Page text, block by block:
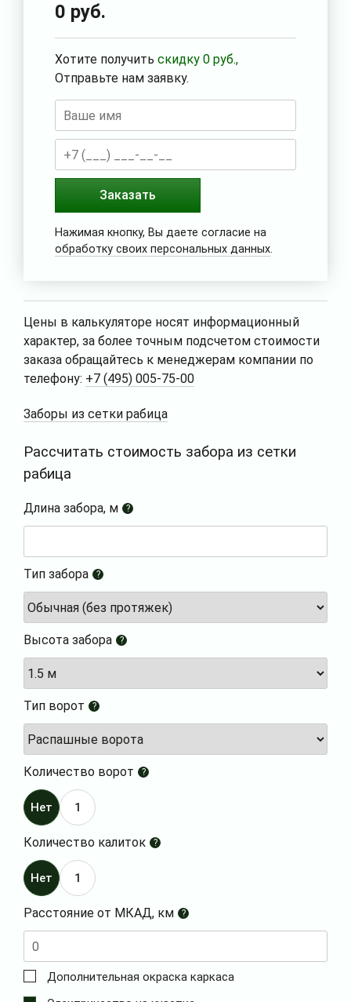
0 руб.
Хотите получить скидку 0 руб.,
Отправьте нам заявку.
Заказать
Нажимая кнопку, Вы даете согласие на
обработку своих персональных данных.
Цены в калькуляторе носят информационный
характер, за более точным подсчетом стоимости
заказа обращайтесь к менеджерам компании по
телефону: +7 (495) 005-75-00
Заборы из сетки рабица
Рассчитать стоимость забора из сетки
рабица
Длина забора, м ?
Тип забора ?
Высота забора ?
Тип ворот ?
Количество ворот ?
Нет 1
Количество калиток ?
Нет 1
Расстояние от МКАД, км ?
Дополнительная окраска каркаса